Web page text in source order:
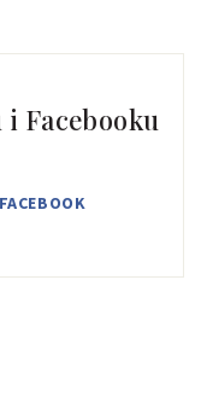
Facebooku
FACEBOOK